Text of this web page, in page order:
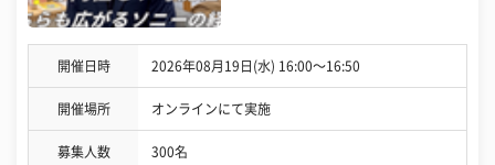
開催日時 2026年08月19日(水) 16:00〜16:50
開催場所 オンラインにて実施
募集人数 300名